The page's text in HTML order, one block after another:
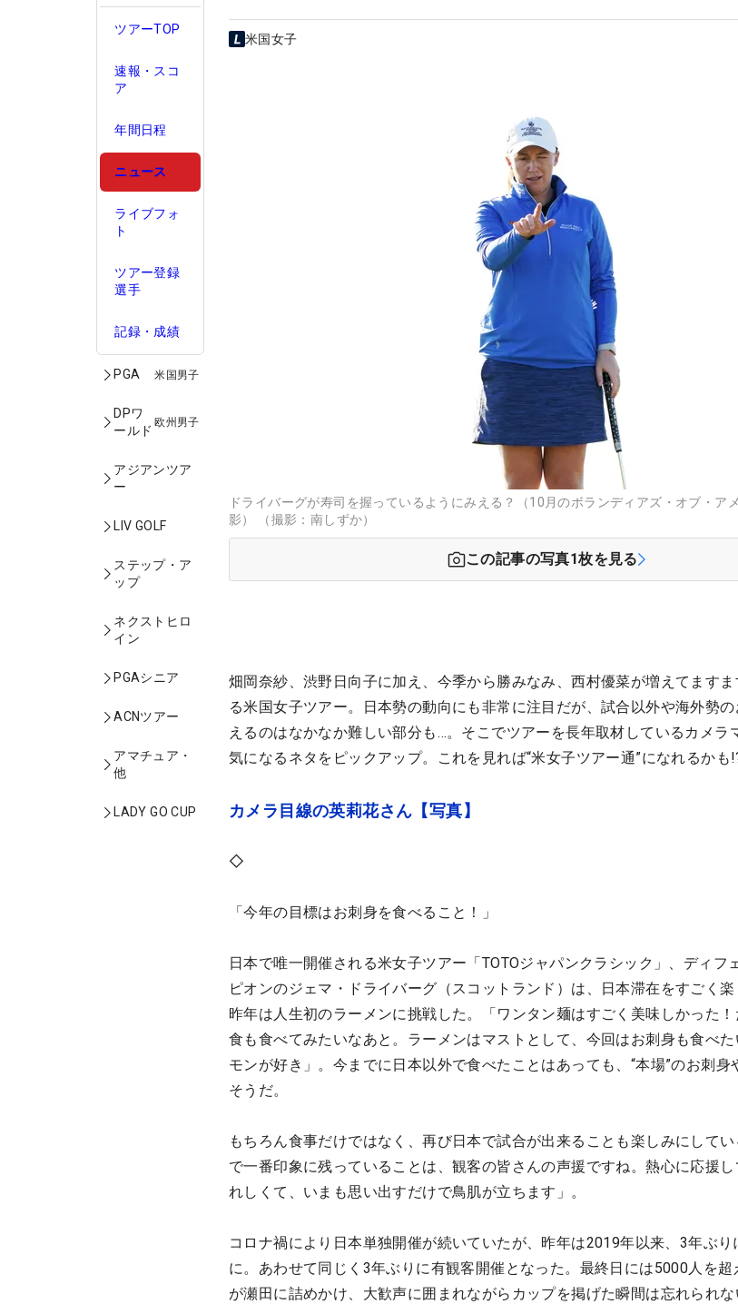
ツアーTOP
速報・スコ
ア
年間日程
ニュース
ライブフォ
ト
ツアー登録
選手
記録・成績
PGA 米国男子
DPワ
ールド
欧州男子
アジアンツア
ー
LIV GOLF
ステップ・ア
ップ
ネクストヒロ
イン
PGAシニア
ACNツアー
アマチュア・
他
LADY GO CUP
米国女子
ドライバーグが寿司を握っているようにみえる？（10月のボランディアズ・オブ・ア
影） （撮影：南しずか）
この記事の写真1枚を見る
畑岡奈紗、渋野日向子に加え、今季から勝みなみ、西村優菜が増えてます
る米国女子ツアー。日本勢の動向にも非常に注目だが、試合以外や海外勢
えるのはなかなか難しい部分も…。そこでツアーを長年取材しているカメラ
気になるネタをピックアップ。これを見れば“米女子ツアー通”になれるかも
カメラ目線の英莉花さん【写真】
◇
「今年の目標はお刺身を食べること！」
日本で唯一開催される米女子ツアー「TOTOジャパンクラシック」、ディフ
ピオンのジェマ・ドライバーグ（スコットランド）は、日本滞在をすごく楽
昨年は人生初のラーメンに挑戦した。「ワンタン麺はすごく美味しかった
食も食べてみたいなあと。ラーメンはマストとして、今回はお刺身も食べ
モンが好き」。今までに日本以外で食べたことはあっても、“本場”のお刺身
そうだ。
もちろん食事だけではなく、再び日本で試合が出来ることも楽しみにして
で一番印象に残っていることは、観客の皆さんの声援ですね。熱心に応援し
れしくて、いまも思い出すだけで鳥肌が立ちます」。
コロナ禍により日本単独開催が続いていたが、昨年は2019年以来、3年ぶり
に。あわせて同じく3年ぶりに有観客開催となった。最終日には5000人を超
が瀬田に詰めかけ、大歓声に囲まれながらカップを掲げた瞬間は忘れられな